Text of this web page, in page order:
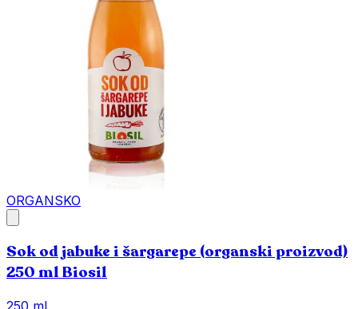
ORGANSKO
Sok od jabuke i šargarepe (organski proizvod)
250 ml Biosil
250 ml